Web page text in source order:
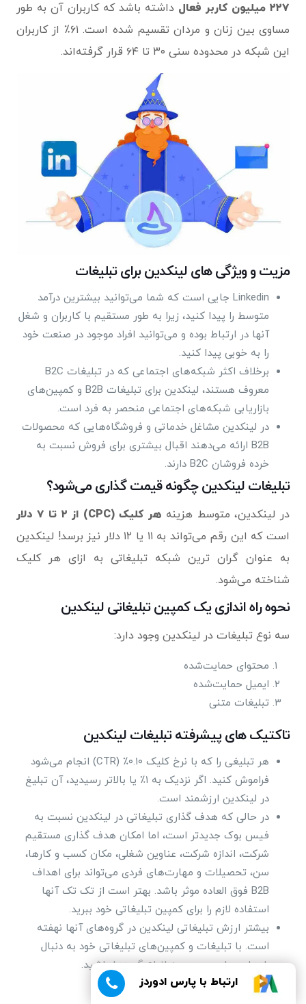
۲۲۷ میلیون کاربر فعال
داشته باشد که کاربران آن به طور
مساوی بین زنان و مردان تقسیم شده است. ۶۱٪ از کاربران
این شبکه در محدوده سنی ۳۰ تا ۶۴ قرار گرفته‌اند.
مزیت و ویژگی‌ های لینکدین برای تبلیغات
Linkedin جایی است که شما می‌توانید بیشترین درآمد
متوسط را پیدا کنید، زیرا به طور مستقیم با کاربران و شغل
آنها در ارتباط بوده و می‌توانید افراد موجود در صنعت خود
را به خوبی پیدا کنید.
برخلاف اکثر شبکه‌های اجتماعی که در تبلیغات B2C
معروف هستند، لینکدین برای تبلیغات B2B و کمپین‌های
بازاریابی شبکه‌های اجتماعی منحصر به فرد است.
در لینکدین مشاغل خدماتی و فروشگاه‌هایی که محصولات
B2B ارائه می‌دهند اقبال بیشتری برای فروش نسبت به
خرده فروشان B2C دارند.
تبلیغات لینکدین چگونه قیمت گذاری می‌شود؟
در لینکدین، متوسط ​​هزینه هر کلیک (CPC) از ۲ تا ۷ دلار
است که این رقم می‌تواند به ۱۱ یا ۱۲ دلار نیز برسد! لینکدین
به عنوان گران ترین شبکه تبلیغاتی به ازای هر کلیک
شناخته می‌شود.
نحوه راه اندازی یک کمپین تبلیغاتی لینکدین
سه نوع تبلیغات در لینکدین وجود دارد:
محتوای حمایت‌شده
ایمیل حمایت‌شده
تبلیغات متنی
تاکتیک ‌های پیشرفته تبلیغات لینکدین
هر تبلیغی را که با نرخ کلیک ۰.۱۰٪ (CTR) انجام می‌شود
فراموش کنید. اگر نزدیک به ۱٪ یا بالاتر رسیدید، آن تبلیغ
در لینکدین ارزشمند است.
در حالی که هدف گذاری تبلیغاتی در لینکدین نسبت به
فیس بوک جدیدتر است، اما امکان هدف گذاری مستقیم
شرکت، اندازه شرکت، عناوین شغلی، مکان کسب و کارها،
سن، تحصیلات و مهارت‌های فردی می‌تواند برای اهداف
B2B فوق العاده موثر باشد. بهتر است از تک تک آنها
استفاده لازم را برای کمپین تبلیغاتی خود ببرید.
بیشتر ارزش تبلیغاتی لینکدین در گروه‌های آنها نهفته
است. با تبلیغات و کمپین‌های تبلیغاتی خود به دنبال
راه‌هایی برای رسیدن به انواع گروه‌ها باشید.
ارتباط با پارس ادوردز